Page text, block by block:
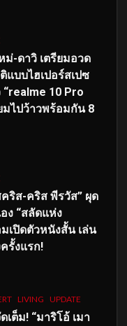
ม่-ดาวิ เตรียมอวด
แบบไฮเปอร์สเปซ
“realme 10 Pro
มไปว้าวพร้อมกัน 8
ริส-คริส พีรวัส” ผุด
ง “สลัดแห่ง
เปิดตัวหนังสั้น เล่น
ครั้งแรก!
LIVING UPDATE
เต็ม! “มาริโอ้ เมา